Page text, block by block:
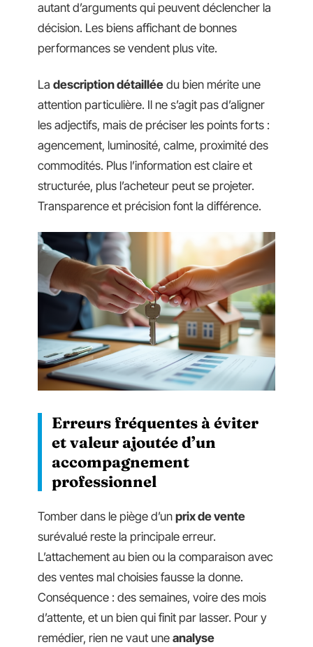
autant d’arguments qui peuvent déclencher la
décision. Les biens affichant de bonnes
performances se vendent plus vite.
La description détaillée du bien mérite une
attention particulière. Il ne s’agit pas d’aligner
les adjectifs, mais de préciser les points forts :
agencement, luminosité, calme, proximité des
commodités. Plus l’information est claire et
structurée, plus l’acheteur peut se projeter.
Transparence et précision font la différence.
Erreurs fréquentes à éviter
et valeur ajoutée d’un
accompagnement
professionnel
Tomber dans le piège d’un prix de vente
surévalué reste la principale erreur.
L’attachement au bien ou la comparaison avec
des ventes mal choisies fausse la donne.
Conséquence : des semaines, voire des mois
d’attente, et un bien qui finit par lasser. Pour y
remédier, rien ne vaut une analyse